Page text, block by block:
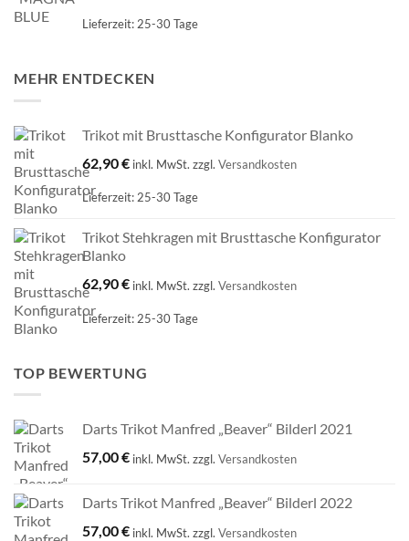
Lieferzeit: 25-30 Tage
MEHR ENTDECKEN
Trikot mit Brusttasche Konfigurator Blanko
62,90€ inkl. MwSt. zzgl. Versandkosten
Lieferzeit: 25-30 Tage
Trikot Stehkragen mit Brusttasche Konfigurator
Blanko
62,90€ inkl. MwSt. zzgl. Versandkosten
Lieferzeit: 25-30 Tage
TOP BEWERTUNG
Darts Trikot Manfred „Beaver“ Bilderl 2021
57,00€ inkl. MwSt. zzgl. Versandkosten
Darts Trikot Manfred „Beaver“ Bilderl 2022
57,00€ inkl. MwSt. zzgl. Versandkosten